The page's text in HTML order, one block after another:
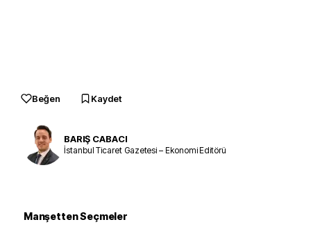
Beğen Kaydet
BARIŞ CABACI
İstanbul Ticaret Gazetesi – Ekonomi Editörü
Manşetten Seçmeler